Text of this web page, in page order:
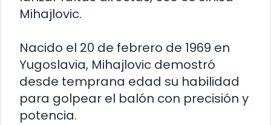
Mihajlovic.
Nacido el 20 de febrero de 1969 en
Yugoslavia, Mihajlovic demostró
desde temprana edad su habilidad
para golpear el balón con precisión y
potencia.